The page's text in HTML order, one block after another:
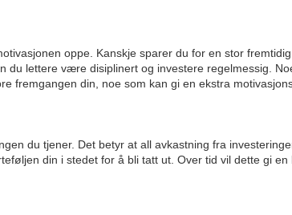
oppe. Kanskje sparer du for en stor
du lettere være disiplinert og investere regelmessig.
fremgangen din, noe som kan gi en ekstra
du tjener. Det betyr at all avkastning fra
din i stedet for å bli tatt ut. Over tid vil dette gi en